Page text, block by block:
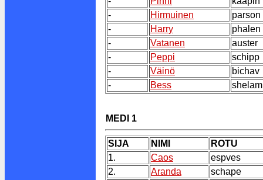
-
Hirmuinen
parson
-
Harry
phalen
-
Vatanen
auster
-
Peppi
schipp
-
Väinö
bichav
-
Bess shelam
MEDI 1
SIJA NIMI
ROTU
1.
Caos
espves
2.
Aranda
schape